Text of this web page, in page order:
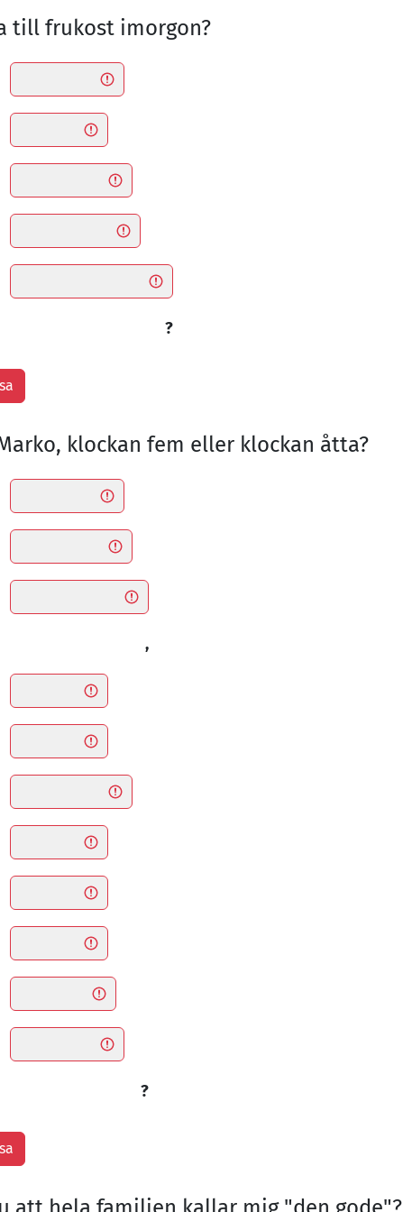
till frukost imorgon?
?
klockan fem eller klockan åtta?
,
?